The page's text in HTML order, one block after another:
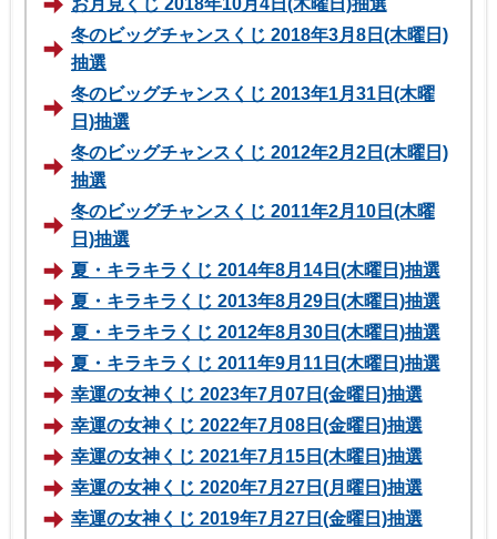
お月見くじ 2018年10月4日(木曜日)抽選
冬のビッグチャンスくじ 2018年3月8日(木曜日)
抽選
冬のビッグチャンスくじ 2013年1月31日(木曜
日)抽選
冬のビッグチャンスくじ 2012年2月2日(木曜日)
抽選
冬のビッグチャンスくじ 2011年2月10日(木曜
日)抽選
夏・キラキラくじ 2014年8月14日(木曜日)抽選
夏・キラキラくじ 2013年8月29日(木曜日)抽選
夏・キラキラくじ 2012年8月30日(木曜日)抽選
夏・キラキラくじ 2011年9月11日(木曜日)抽選
幸運の女神くじ 2023年7月07日(金曜日)抽選
幸運の女神くじ 2022年7月08日(金曜日)抽選
幸運の女神くじ 2021年7月15日(木曜日)抽選
幸運の女神くじ 2020年7月27日(月曜日)抽選
幸運の女神くじ 2019年7月27日(金曜日)抽選